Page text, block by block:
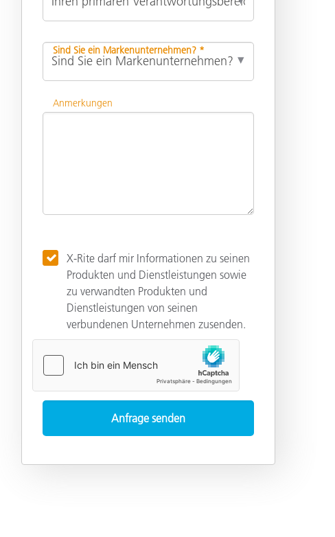
Sind Sie ein Markenunternehmen? *
Anmerkungen
X-Rite darf mir Informationen zu seinen
Produkten und Dienstleistungen sowie
zu verwandten Produkten und
Dienstleistungen von seinen
verbundenen Unternehmen zusenden.